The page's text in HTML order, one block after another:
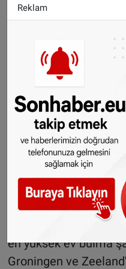
sadece tek başına
zamanda çiftleri de
Şirketin yaptığı
kişinin satın
geçen yıl yüzde 3’ken
durumda. Çiftlerin
Geçen yıl bir çiftin
oranı yüzde 36’ken
Hipoteker'e göre,
bekarlar için arz
bakıldığında en
Kuzey Brabant ve
en yüksek ev bulma
Groningen ve
Reklam